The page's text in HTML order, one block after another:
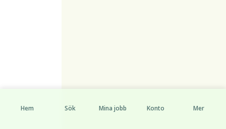
Hem Sök Mina jobb Konto Mer